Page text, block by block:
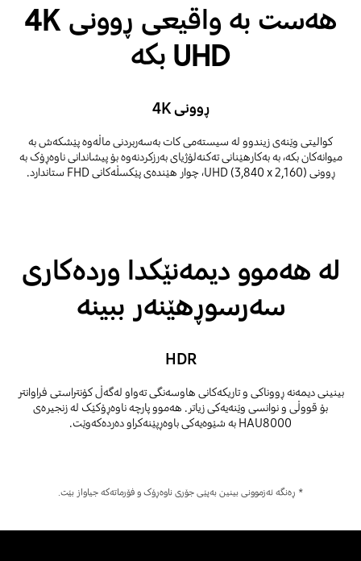
هەست بە واقیعی ڕوونی 4K
UHD بکە
ڕوونی 4K
کوالیتی وێنەی زیندوو لە سیستەمی کات بەسەربردنی ماڵەوە پێشکەش بە
میوانەکان بکە، بە بەکارهێنانی تەکنەلۆژیای بەرزکردنەوە بۆ پیشاندانی ناوەڕۆک بە
ڕوونی UHD (3,840 x 2,160)، چوار هێندەی پێکسڵەکانی FHD ستاندارد.
لە هەموو دیمەنێکدا وردەکاری
سەرسوڕهێنەر ببینە
HDR
بینینی دیمەنە ڕووناکی و تاریکەکانی هاوسەنگی تەواو لەگەڵ کۆنتراستی فراوانتر
بۆ قووڵی و نوانسی وێنەیەکی زیاتر. هەموو پارچە ناوەڕۆکێک لە زنجیرەی
HAU8000 بە شێوەیەکی باوەڕپێنەکراو دەردەکەوێت.
* ڕەنگە ئەزموونی بینین بەپێی جۆری ناوەڕۆک و فۆرماتەکە جیاواز بێت.